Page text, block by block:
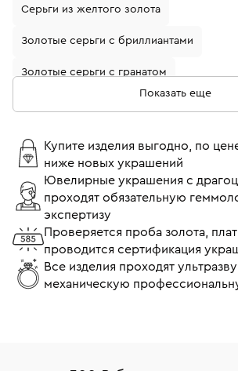
Серьги из желтого золота
Золотые серьги с бриллиантами
Золотые серьги с гранатом
Золотые серьги с рубином
Серьги из белого золота с
Серьги пусеты (гвоздики) Серьги с
Серьги 750 пробы
Серьги пусеты (гвоздики) с
Показать еще
Купите изделия выгодно, по
ниже новых украшений
Ювелирные украшения с
проходят обязательную
экспертизу
Проверяется проба золота,
проводится сертификация
Все изделия проходят
механическую